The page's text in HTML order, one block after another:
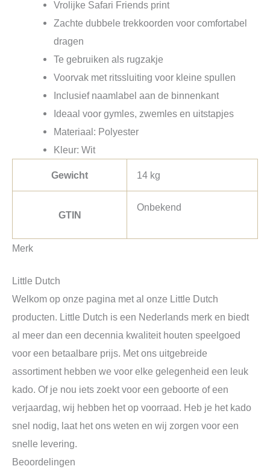
Vrolijke Safari Friends print
Zachte dubbele trekkoorden voor comfortabel
dragen
Te gebruiken als rugzakje
Voorvak met ritssluiting voor kleine spullen
Inclusief naamlabel aan de binnenkant
Ideaal voor gymles, zwemles en uitstapjes
Materiaal: Polyester
Kleur: Wit
Gewicht 14 kg
GTIN
Onbekend
Merk
Little Dutch
Welkom op onze pagina met al onze Little Dutch
producten. Little Dutch is een Nederlands merk en biedt
al meer dan een decennia kwaliteit houten speelgoed
voor een betaalbare prijs. Met ons uitgebreide
assortiment hebben we voor elke gelegenheid een leuk
kado. Of je nou iets zoekt voor een geboorte of een
verjaardag, wij hebben het op voorraad. Heb je het kado
snel nodig, laat het ons weten en wij zorgen voor een
snelle levering.
Beoordelingen